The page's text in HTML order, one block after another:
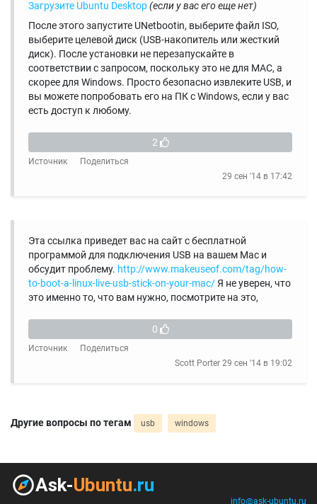
Загрузите Ubuntu Desktop(если у вас его еще нет)
После этого запустите UNetbootin, выберите файл ISO,
выберите целевой диск (USB-накопитель или жесткий
диск). После установки не перезапускайте в
соответствии с запросом, поскольку это не для MAC, а
скорее для Windows. Просто безопасно извлеките USB, и
вы можете попробовать его на ПК с Windows, если у вас
есть доступ к любому.
2
Источник
Поделиться
29 сен '14 в 17:42
Эта ссылка приведет вас на сайт с бесплатной
программой для подключения USB на вашем Mac и
обсудит проблему. http://www.makeuseof.com/tag/how-
to-boot-a-linux-live-usb-stick-on-your-mac/Я не уверен, что
это именно то, что вам нужно, посмотрите на это,
0
Источник
Поделиться
Scott Porter 29 сен '14 в 19:02
Другие вопросы по тегам usb windows
info@ask-ubuntu.ru